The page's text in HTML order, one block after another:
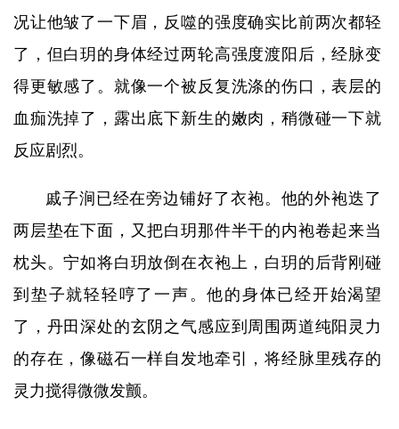
况让他皱了一下眉，反噬的强度确实比前两次都轻
了，但白玥的身体经过两轮高强度渡阳后，经脉变
得更敏感了。就像一个被反复洗涤的伤口，表层的
血痂洗掉了，露出底下新生的嫩肉，稍微碰一下就
反应剧烈。
戚子涧已经在旁边铺好了衣袍。他的外袍迭了
两层垫在下面，又把白玥那件半干的内袍卷起来当
枕头。宁如将白玥放倒在衣袍上，白玥的后背刚碰
到垫子就轻轻哼了一声。他的身体已经开始渴望
了，丹田深处的玄阴之气感应到周围两道纯阳灵力
的存在，像磁石一样自发地牵引，将经脉里残存的
灵力搅得微微发颤。